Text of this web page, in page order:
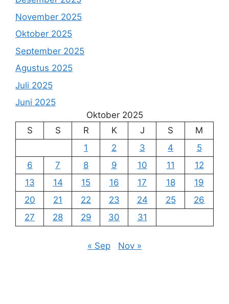
November 2025
Oktober 2025
September 2025
Agustus 2025
Juli 2025
Juni 2025
Oktober 2025
S
S R K J S
M
1
2 3 4
5
6
7 8 9 10 11
12
13
14 15 16 17 18
19
20
21 22 23 24 25
26
27
28 29 30 31
« Sep Nov »